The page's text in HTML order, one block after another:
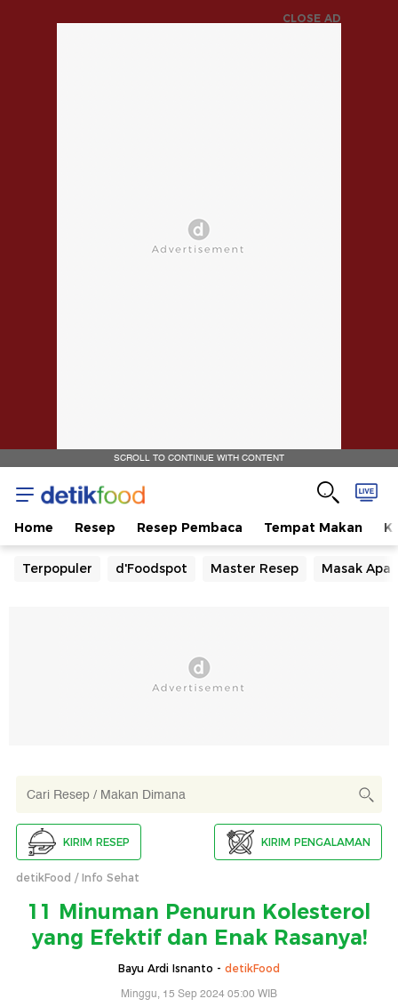
CLOSE AD
SCROLL TO CONTINUE WITH CONTENT
Home Resep Resep Pembaca Tempat Makan
Terpopuler d'Foodspot Master Resep Masak Apa
KIRIM RESEP KIRIM PENGALAMAN
detikFood Info Sehat
11 Minuman Penurun Kolesterol
yang Efektif dan Enak Rasanya!
Bayu Ardi Isnanto - detikFood
Minggu, 15 Sep 2024 05:00 WIB